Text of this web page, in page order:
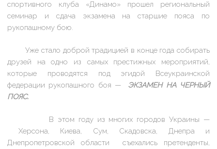
спортивного клуба «Динамо» прошел региональный
семинар и сдача экзамена на старшие пояса по
рукопашному бою.
Уже стало доброй традицией в конце года собирать
друзей на одно из самых престижных мероприятий,
которые проводятся под эгидой Всеукраинской
федерации рукопашного боя — ЭКЗАМЕН НА ЧЕРНЫЙ
ПОЯС.
В этом году из многих городов Украины —
Херсона, Киева, Сум, Скадовска, Днепра и
Днепропетровской области съехались претенденты,